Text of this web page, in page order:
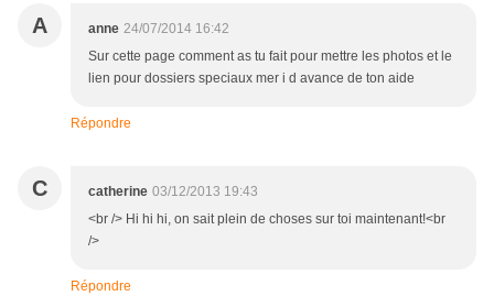
A anne 24/07/2014 16:42
Sur cette page comment as tu fait pour mettre les photos et le
lien pour dossiers speciaux mer i d avance de ton aide
Répondre
C catherine 03/12/2013 19:43
<br /> Hi hi hi, on sait plein de choses sur toi maintenant!<br
/>
Répondre